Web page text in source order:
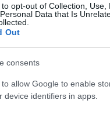
to opt-out of Collection,
Data that Is
Out
consents
to allow Google to enable
device identifiers in apps.